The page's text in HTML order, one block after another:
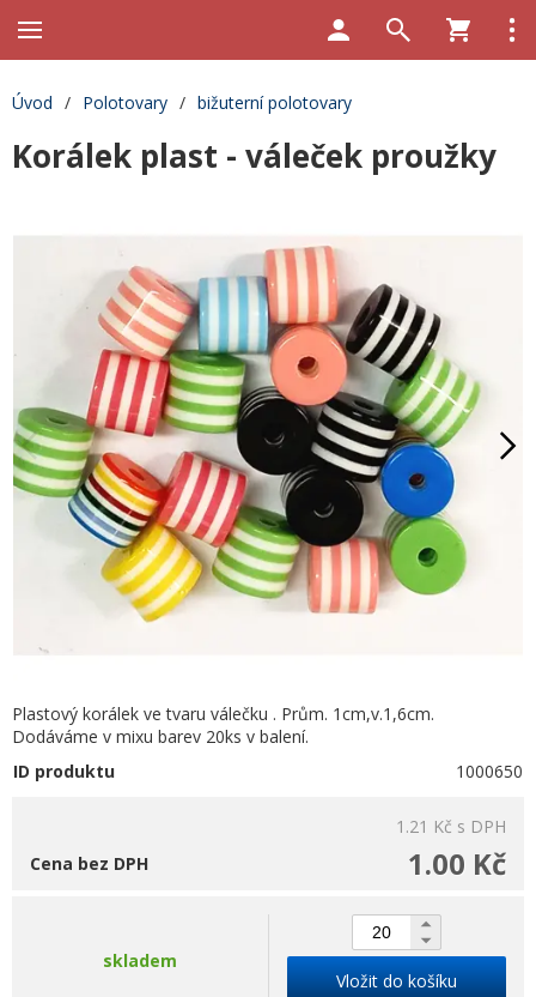
Úvod / Polotovary / bižuterní polotovary
Korálek plast - váleček proužky
Plastový korálek ve tvaru válečku . Prům. 1cm,v.1,6cm.
Dodáváme v mixu barev 20ks v balení.
ID produktu
1000650
1.21 Kč s DPH
1.00 Kč
Cena bez DPH
skladem
Vložit do košíku